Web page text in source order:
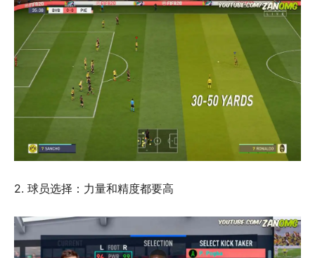
2. 球员选择：力量和精度都要高